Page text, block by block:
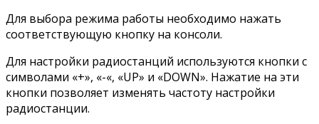
Для выбора режима работы необходимо нажать
соответствующую кнопку на консоли.
Для настройки радиостанций используются кнопки с
символами «+», «-«, «UP» и «DOWN». Нажатие на эти
кнопки позволяет изменять частоту настройки
радиостанции.